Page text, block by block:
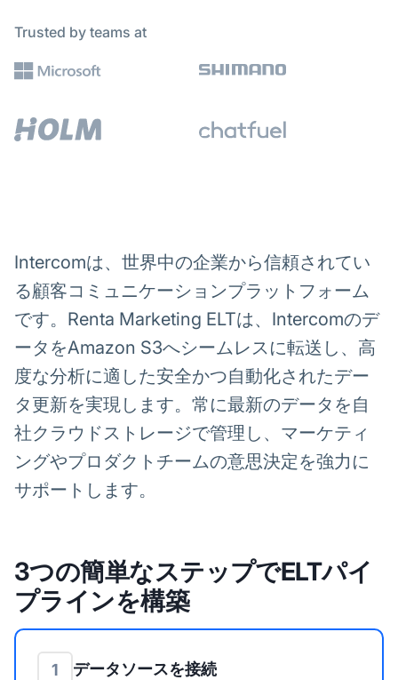
Trusted by teams at
Intercomは、世界中の企業から信頼されてい
る顧客コミュニケーションプラットフォーム
です。Renta Marketing ELTは、Intercomのデ
ータをAmazon S3へシームレスに転送し、高
度な分析に適した安全かつ自動化されたデー
タ更新を実現します。常に最新のデータを自
社クラウドストレージで管理し、マーケティ
ングやプロダクトチームの意思決定を強力に
サポートします。
3つの簡単なステップでELTパイ
プラインを構築
1 データソースを接続